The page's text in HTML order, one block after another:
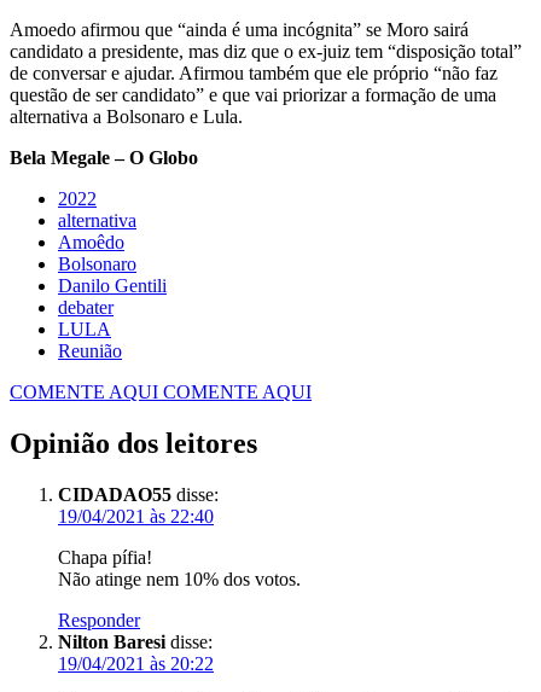
Amoedo afirmou que “ainda é uma incógnita” se Moro sairá
candidato a presidente, mas diz que o ex-juiz tem “disposição total”
de conversar e ajudar. Afirmou também que ele próprio “não faz
questão de ser candidato” e que vai priorizar a formação de uma
alternativa a Bolsonaro e Lula.
Bela Megale – O Globo
2022
alternativa
Amoêdo
Bolsonaro
Danilo Gentili
debater
LULA
Reunião
COMENTE AQUI COMENTE AQUI
Opinião dos leitores
CIDADAO55 disse:
19/04/2021 às 22:40
Chapa pífia!
Não atinge nem 10% dos votos.
Responder
Nilton Baresi disse:
19/04/2021 às 20:22